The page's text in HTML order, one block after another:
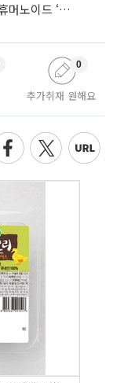
에브리봇, 미 로봇 수출 FCC인증 보유…휴머노이드 ‘AI 두뇌’ 탑재 속도
추가취재 원해요
0